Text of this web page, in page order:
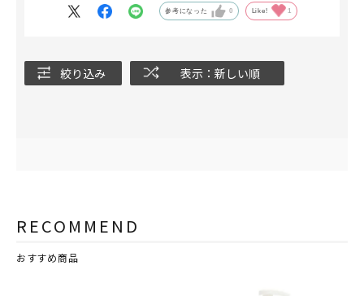
参考になった 0 Like! 1
絞り込み 表示：新しい順
RECOMMEND
おすすめ商品